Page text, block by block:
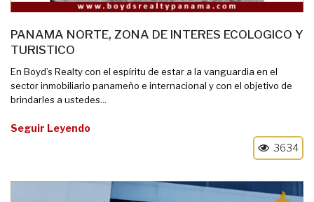
PANAMA NORTE, ZONA DE INTERES ECOLOGICO Y
TURISTICO
En Boyd’s Realty con el espíritu de estar a la vanguardia en el
sector inmobiliario panameño e internacional y con el objetivo de
brindarles a ustedes...
Seguir Leyendo
3634